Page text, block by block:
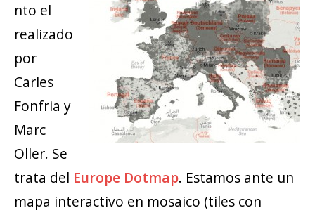
nto el
realizado
por
Carles
Fonfria y
Marc
Oller. Se
trata del Europe Dotmap. Estamos ante un
mapa interactivo en mosaico (tiles con